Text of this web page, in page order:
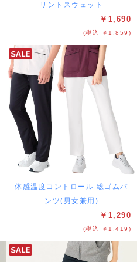
リントスウェット
￥1,690
(税込 ￥1,859)
体感温度コントロール 総ゴムパ
ンツ(男女兼用)
￥1,290
(税込 ￥1,419)